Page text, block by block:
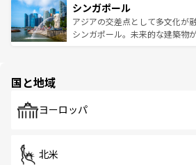
参照してほしい。
激する。気候は一年中温暖で、
が待っている。親しみやすいタ
た文化、そして多様な観光資源
み、どこを訪れても感動するは
ており、効率よく見どころを回
うな絶景から文化的な体験まで
シンガポール
アジアの交差点として多文化が
シンガポール。未来的な建築物
で、ホーカーズは地元の風情を
国と地域
ヨーロッパ
北米